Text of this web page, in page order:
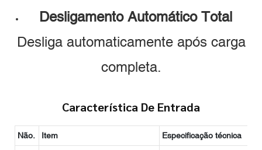
Desligamento Automático Total
Desliga automaticamente após carga
completa.
Característica De Entrada
Não. Item Especificação técnica